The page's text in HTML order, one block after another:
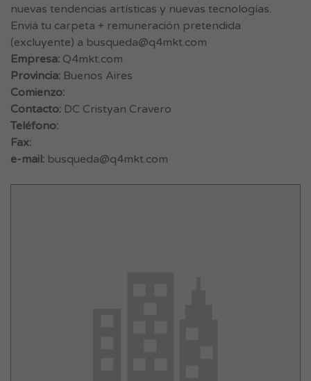
nuevas tendencias artísticas y nuevas tecnologías.
Enviá tu carpeta + remuneración pretendida
(excluyente) a busqueda@q4mkt.com
Empresa: Q4mkt.com
Provincia: Buenos Aires
Comienzo:
Contacto: DC Cristyan Cravero
Teléfono:
Fax:
e-mail: busqueda@q4mkt.com